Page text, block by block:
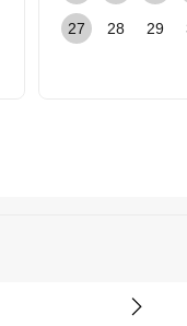
27 28 29